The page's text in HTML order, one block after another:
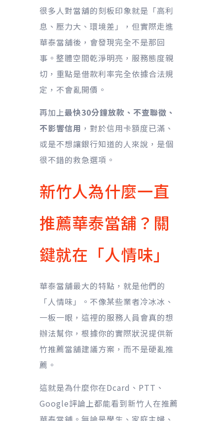
很多人對當舖的刻板印象就是「高利
息、壓力大、環境差」，但實際走進
華泰當舖後，會發現完全不是那回
事。整體空間乾淨明亮，服務態度親
切，重點是借款利率完全依據合法規
定，不會亂開價。
再加上最快30分鐘放款、不查聯徵、
不影響信用 ，對於信用卡額度已滿、
或是不想讓銀行知道的人來說，是個
很不錯的救急選項。
新竹人為什麼一直
推薦華泰當舖？關
鍵就在「人情味」
華泰當舖最大的特點，就是他們的
「人情味」。不像某些業者冷冰冰、
一板一眼，這裡的服務人員會真的想
辦法幫你，根據你的實際狀況提供新
竹推薦當舖建議方案，而不是硬亂推
薦。
這就是為什麼你在Dcard、PTT、
Google評論上都能看到新竹人在推薦